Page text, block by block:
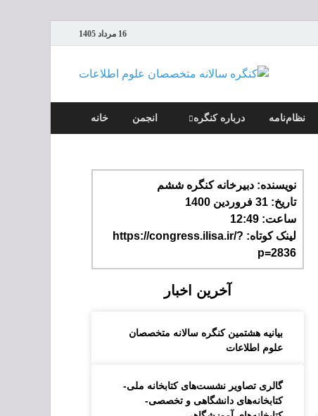
16 مرداد 1405
کنگره سالانه
متخصصان علوم خانه انجمن درباره کنگره نظام‌نامه
نویسنده: دبیرخانه کنگره ششم
تاریخ: 31 فروردین 1400
ساعت: 12:49
لینک کوتاه: https://congress.ilisa.ir/?
p=2836
آخرین اخبار
بیانیه هشتمین کنگره سالانه متخصصان
علوم اطلاعات
گالری تصاویر نشست‌های کتابخانه ملی-
کتابخانه‌های دانشگاهی و تخصصی-